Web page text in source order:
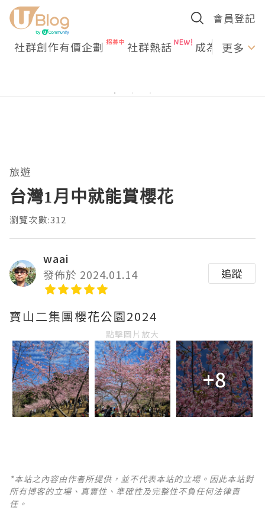
會員登記
社群創作有價企劃 社群熱話 成為U更多
旅遊
台灣1月中就能賞櫻花
瀏覽次數:312
waai
發佈於 2024.01.14
追蹤
寶山二集團櫻花公園2024
點擊圖片放大
+8
*本站之內容由作者所提供，並不代表本站的立場。因此本站對
所有博客的立場、真實性、準確性及完整性不負任何法律責
任。